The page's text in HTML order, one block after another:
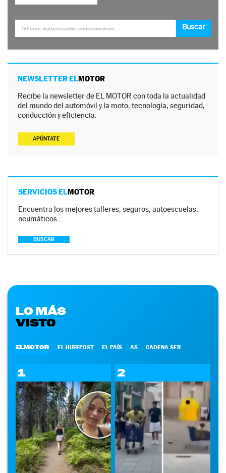
NEWSLETTER ELMOTOR
Recibe la newsletter de EL MOTOR con toda la actualidad
del mundo del automóvil y la moto, tecnología, seguridad,
conducción y eficiencia.
APÚNTATE
SERVICIOS ELMOTOR
Encuentra los mejores talleres, seguros, autoescuelas,
neumáticos…
BUSCAR
LO MÁS
VISTO
ELMOTOR EL HUFFPOST EL PAÍS AS CADENA SER
1 2